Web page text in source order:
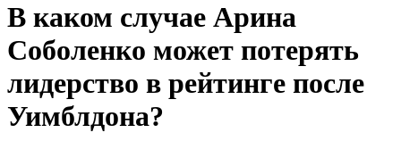
В каком случае Арина
Соболенко может потерять
лидерство в рейтинге после
Уимблдона?